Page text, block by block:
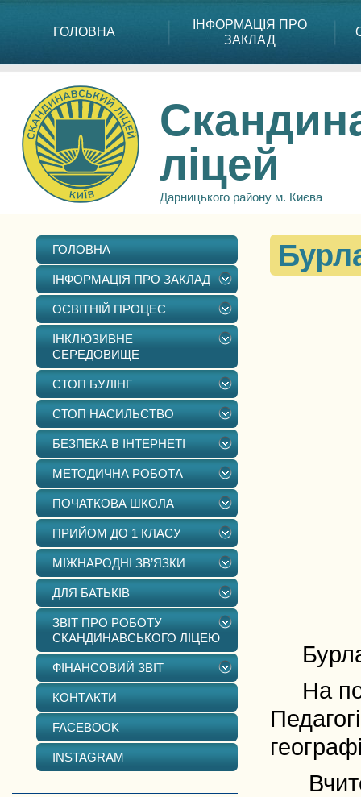
ГОЛОВНА
ІНФОРМАЦІЯ ПРО
ЗАКЛАД
ліцей
Дарницького району м. Києва
ГОЛОВНА
ІНФОРМАЦІЯ ПРО ЗАКЛАД
ОСВІТНІЙ ПРОЦЕС
ІНКЛЮЗИВНЕ
СЕРЕДОВИЩЕ
СТОП БУЛІНГ
СТОП НАСИЛЬСТВО
БЕЗПЕКА В ІНТЕРНЕТІ
МЕТОДИЧНА РОБОТА
ПОЧАТКОВА ШКОЛА
ПРИЙОМ ДО 1 КЛАСУ
МІЖНАРОДНІ ЗВ’ЯЗКИ
ДЛЯ БАТЬКІВ
ЗВІТ ПРО РОБОТУ
СКАНДИНАВСЬКОГО ЛІЦЕЮ
ФІНАНСОВИЙ ЗВІТ
КОНТАКТИ
FACEBOOK
INSTAGRAM
На